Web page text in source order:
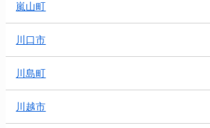
嵐山町
川口市
川島町
川越市